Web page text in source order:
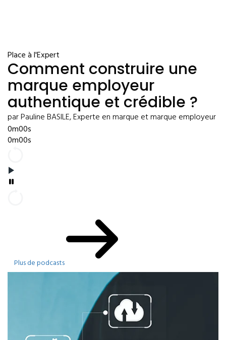
Place à l'Expert
Comment construire une
marque employeur
authentique et crédible ?
par Pauline BASILE, Experte en marque et marque employeur
0m00s
0m00s
Plus de podcasts